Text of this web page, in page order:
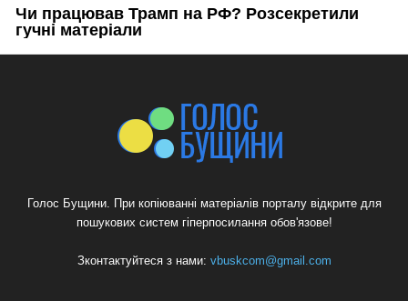
Голос Бущини. При копіюванні матеріалів порталу відкрите для
пошукових систем гіперпосилання обов'язове!
Зконтактуйтеся з нами: vbuskcom@gmail.com